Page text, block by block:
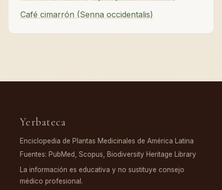
Café cimarrón (Senna occidentalis)
Yerbateca
Enciclopedia de Plantas Medicinales de América Latina
Fuentes: PubMed, Scopus, Biodiversity Heritage Library
La información es educativa y no sustituye consejo
médico profesional.